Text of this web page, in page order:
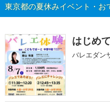
東京都の夏休みイベント・お
はじめ
バレエダン